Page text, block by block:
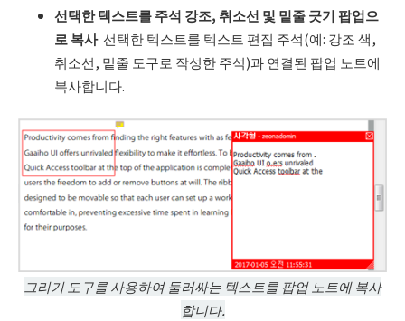
선택한 텍스트를 주석 강조, 취소선 및 밑줄 긋기 팝업으
로 복사 선택한 텍스트를 텍스트 편집 주석(예: 강조 색,
취소선, 밑줄 도구로 작성한 주석)과 연결된 팝업 노트에
복사합니다.
그리기 도구를 사용하여 둘러싸는 텍스트를 팝업 노트에 복사
합니다.